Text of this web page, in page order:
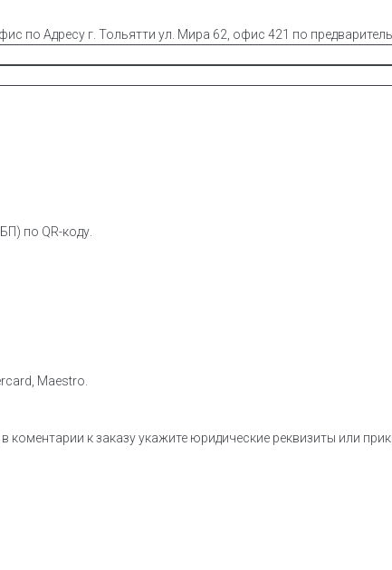
по Адресу г. Тольятти ул. Мира 62, офис 421 по
по QR-коду.
Maestro.
к заказу укажите юридические реквизиты или